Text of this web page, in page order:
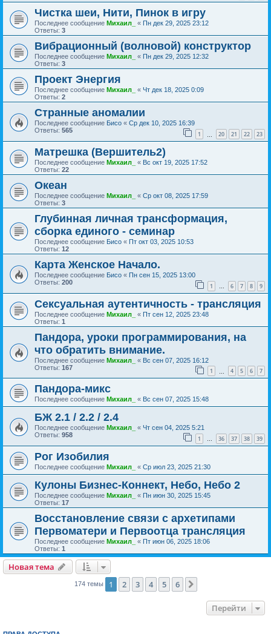
Чистка шеи, Нити, Пинок в игру
Последнее сообщение Михаил_ « Пн дек 29, 2025 23:12
Ответы: 3
Вибрационный (волновой) конструктор
Последнее сообщение Михаил_ « Пн дек 29, 2025 12:32
Ответы: 3
Проект Энергия
Последнее сообщение Михаил_ « Чт дек 18, 2025 0:09
Ответы: 2
Странные аномалии
Последнее сообщение Бисо « Ср дек 10, 2025 16:39
Ответы: 565 1 20 21 22 23
Матрешка (Вершитель2)
Последнее сообщение Михаил_ « Вс окт 19, 2025 17:52
Ответы: 22
Океан
Последнее сообщение Михаил_ « Ср окт 08, 2025 17:59
Ответы: 3
Глубинная личная трансформация,
сборка единого - семинар
Последнее сообщение Бисо « Пт окт 03, 2025 10:53
Ответы: 12
Карта Женское Начало.
Последнее сообщение Бисо « Пн сен 15, 2025 13:00
Ответы: 200 1 … 6 7 8 9
Сексуальная аутентичность - трансляция
Последнее сообщение Михаил_ « Пт сен 12, 2025 23:48
Ответы: 1
Пандора, уроки программирования, на
что обратить внимание.
Последнее сообщение Михаил_ « Вс сен 07, 2025 16:12
Ответы: 167 1 4 5 6 7
Пандора-микс
Последнее сообщение Михаил_ « Вс сен 07, 2025 15:48
БЖ 2.1 / 2.2 / 2.4
Последнее сообщение Михаил_ « Чт сен 04, 2025 5:21
Ответы: 958 1 … 36 37 38 39
Рог Изобилия
Последнее сообщение Михаил_ « Ср июл 23, 2025 21:30
Кулоны Бизнес-Коннект, Небо, Небо 2
Последнее сообщение Михаил_ « Пн июн 30, 2025 15:45
Ответы: 17
Восстановление связи с архетипами
Первоматери и Первоотца трансляция
Последнее сообщение Михаил_ « Пт июн 06, 2025 18:06
Ответы: 1
Новая тема
174 темы 1 2 3 4 5 6
Перейти